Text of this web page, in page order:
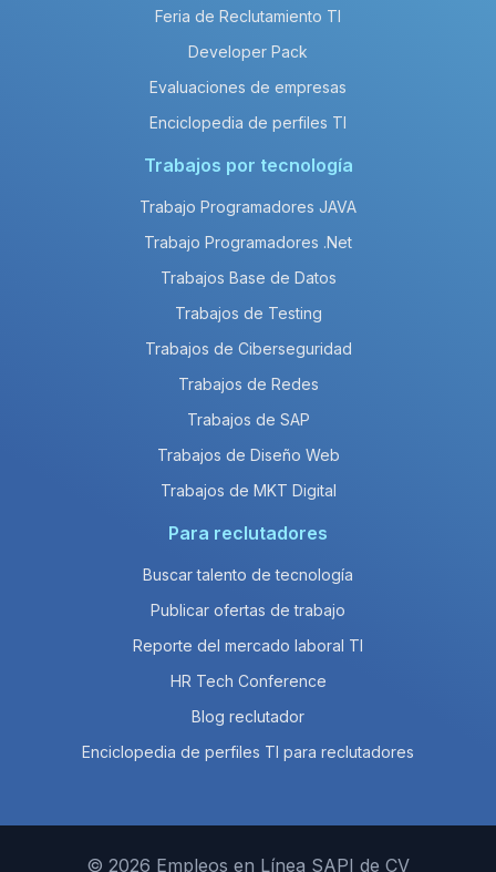
Feria de Reclutamiento TI
Developer Pack
Evaluaciones de empresas
Enciclopedia de perfiles TI
Trabajos por tecnología
Trabajo Programadores JAVA
Trabajo Programadores .Net
Trabajos Base de Datos
Trabajos de Testing
Trabajos de Ciberseguridad
Trabajos de Redes
Trabajos de SAP
Trabajos de Diseño Web
Trabajos de MKT Digital
Para reclutadores
Buscar talento de tecnología
Publicar ofertas de trabajo
Reporte del mercado laboral TI
HR Tech Conference
Blog reclutador
Enciclopedia de perfiles TI para reclutadores
© 2026 Empleos en Línea SAPI de CV